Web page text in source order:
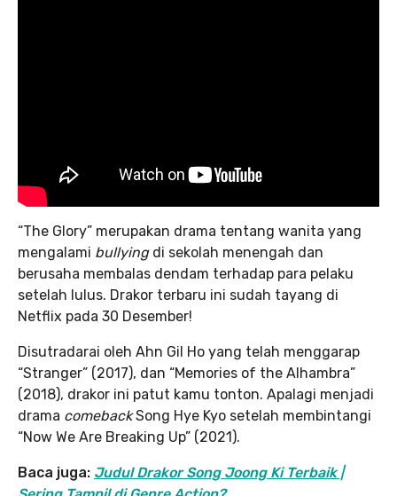
“The Glory” merupakan drama tentang wanita yang
mengalami bullying di sekolah menengah dan
berusaha membalas dendam terhadap para pelaku
setelah lulus. Drakor terbaru ini sudah tayang di
Netflix pada 30 Desember!
Disutradarai oleh Ahn Gil Ho yang telah menggarap
“Stranger” (2017), dan “Memories of the Alhambra”
(2018), drakor ini patut kamu tonton. Apalagi menjadi
drama comebackSong Hye Kyo setelah membintangi
“Now We Are Breaking Up” (2021).
Baca juga: Judul Drakor Song Joong Ki Terbaik |